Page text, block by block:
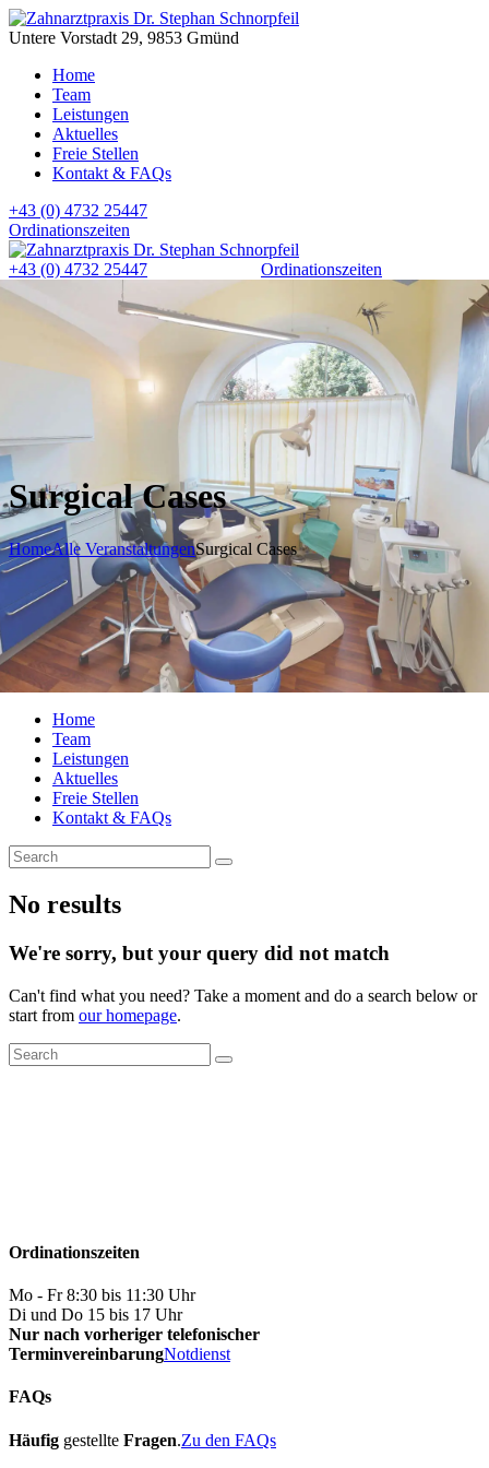
Untere Vorstadt 29, 9853 Gmünd
Home
Team
Leistungen
Aktuelles
Freie Stellen
Kontakt & FAQs
+43 (0) 4732 25447
Ordinationszeiten
+43 (0) 4732 25447 Ordinationszeiten
Surgical Cases
HomeAlle VeranstaltungenSurgical Cases
Home
Team
Leistungen
Aktuelles
Freie Stellen
Kontakt & FAQs
No results
We're sorry, but your query did not match
Can't find what you need? Take a moment and do a search below or
start from our homepage.
Ordinationszeiten
Mo - Fr 8:30 bis 11:30 Uhr
Di und Do 15 bis 17 Uhr
Nur nach vorheriger telefonischer
TerminvereinbarungNotdienst
FAQs
Häufig gestellte Fragen.Zu den FAQs